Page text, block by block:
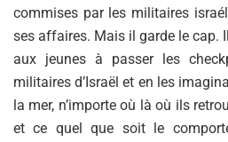
commises par les militaires
ses affaires. Mais il garde le cap.
aux jeunes à passer les
militaires d’Israël et en les
la mer, n’importe où là où ils
et ce quel que soit le